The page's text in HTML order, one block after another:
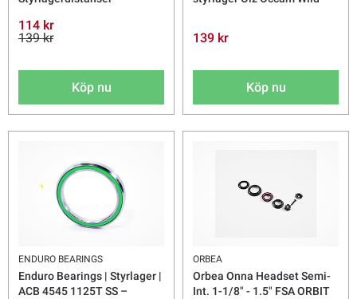
114 kr
139 kr
Köp nu
139 kr
Köp nu
ENDURO BEARINGS
Enduro Bearings | Styrlager |
ACB 4545 1125T SS –
ORBEA
Orbea Onna Headset Semi-
Int. 1-1/8" - 1.5" FSA ORBIT